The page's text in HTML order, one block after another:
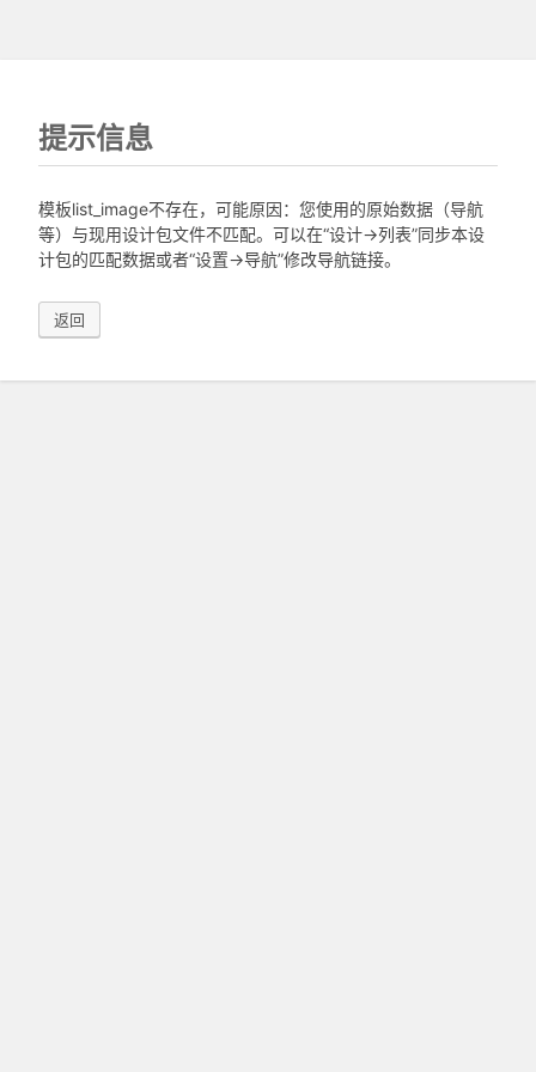
提示信息
模板list_image不存在，可能原因：您使用的原始数据（导航
等）与现用设计包文件不匹配。可以在“设计->列表”同步本设
计包的匹配数据或者“设置->导航”修改导航链接。
返回